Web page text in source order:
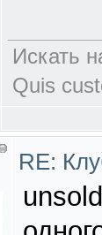
Искать
Quis
RE: